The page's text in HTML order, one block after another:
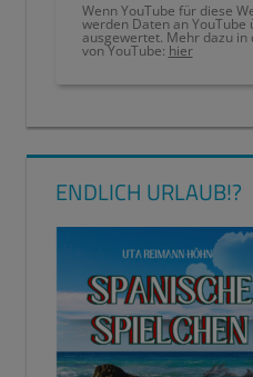
Wenn YouTube für diese
werden Daten an
ausgewertet. Mehr dazu
von YouTube: hier
ENDLICH URLAUB!?